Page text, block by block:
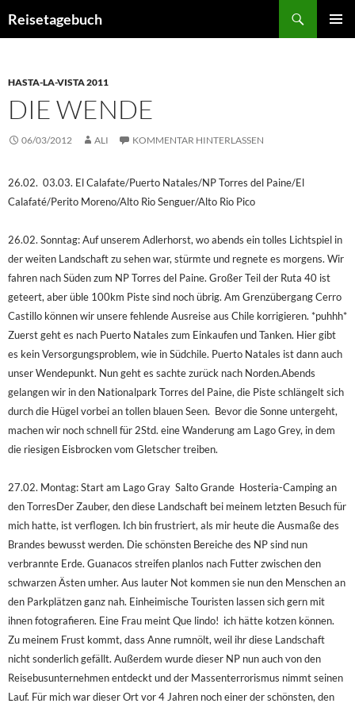
Inhalt
Reisetagebuch
HASTA-LA-VISTA 2011
DIE WENDE
06/03/2012 ALI KOMMENTAR HINTERLASSEN
26.02.  03.03. El Calafate/Puerto Natales/NP Torres del Paine/El
Calafaté/Perito Moreno/Alto Rio Senguer/Alto Rio Pico
26.02. Sonntag: Auf unserem Adlerhorst, wo abends ein tolles Lichtspiel in
der weiten Landschaft zu sehen war, stürmte und regnete es morgens. Wir
fahren nach Süden zum NP Torres del Paine. Großer Teil der Ruta 40 ist
geteert, aber üble 100km Piste sind noch übrig. Am Grenzübergang Cerro
Castillo können wir unsere fehlende Ausreise aus Chile korrigieren. *puhhh*
Zuerst geht es nach Puerto Natales zum Einkaufen und Tanken. Hier gibt
es kein Versorgungsproblem, wie in Südchile. Puerto Natales ist dann auch
unser Wendepunkt. Nun geht es sachte zurück nach Norden.Abends
gelangen wir in den Nationalpark Torres del Paine, die Piste schlängelt sich
durch die Hügel vorbei an tollen blauen Seen. Bevor die Sonne untergeht,
machen wir noch schnell für 2Std. eine Wanderung am Lago Grey, in dem
die riesigen Eisbrocken vom Gletscher treiben.
27.02. Montag: Start am Lago Gray  Salto Grande  Hosteria-Camping an
den TorresDer Zauber, den diese Landschaft bei meinem letzten Besuch für
mich hatte, ist verflogen. Ich bin frustriert, als mir heute die Ausmaße des
Brandes bewusst werden. Die schönsten Bereiche des NP sind nun
verbrannte Erde. Guanacos streifen planlos nach Futter zwischen den
schwarzen Ästen umher. Aus lauter Not kommen sie nun den Menschen an
den Parkplätzen ganz nah. Einheimische Touristen lassen sich gern mit
ihnen fotografieren. Eine Frau meint Que lindo!  ich hätte kotzen können.
Zu meinem Frust kommt, dass Anne rumnölt, weil ihr diese Landschaft
nicht sonderlich gefällt. Außerdem wurde dieser NP nun auch von den
Reisebusunternehmen entdeckt und der Massenterrorismus nimmt seinen
Lauf. Für mich war dieser Ort vor 4 Jahren noch einer der schönsten, den